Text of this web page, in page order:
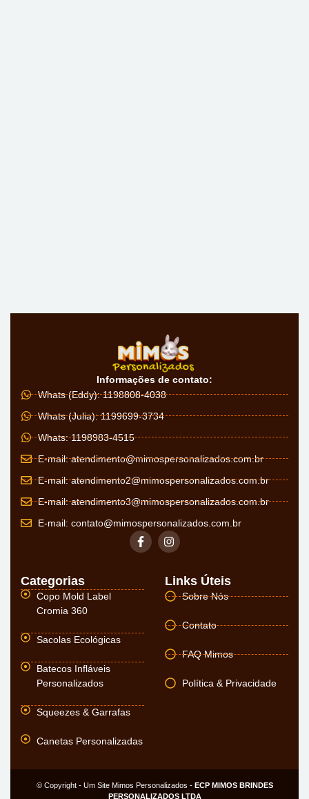
Informações de contato:
Whats (Eddy): 1198808-4038
Whats (Julia): 1199699-3734
Whats: 1198983-4515
E-mail:atendimento@mimospersonalizados.com.br
E-mail:atendimento2@mimospersonalizados.com.br
E-mail:atendimento3@mimospersonalizados.com.br
E-mail: contato@mimospersonalizados.com.br
Categorias
Copo Mold Label
Cromia 360
Sacolas Ecológicas
Batecos Infláveis
Personalizados
Squeezes & Garrafas
Canetas Personalizadas
Links Úteis
Sobre Nós
Contato
FAQ Mimos
Política & Privacidade
© Copyright - Um Site Mimos Personalizados - ECP MIMOS BRINDES
PERSONALIZADOS LTDA